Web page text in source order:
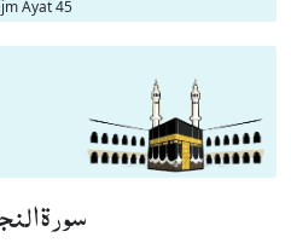
Ayat 45
سورة